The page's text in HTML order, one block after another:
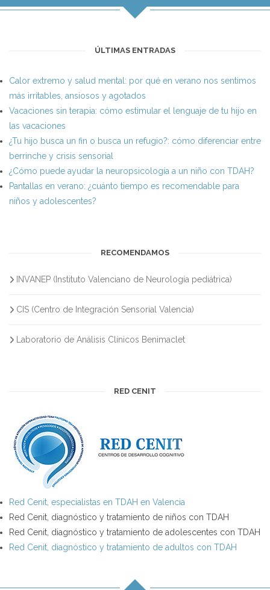
ÚLTIMAS ENTRADAS
Calor extremo y salud mental: por qué en verano nos sentimos
más irritables, ansiosos y agotados
Vacaciones sin terapia: cómo estimular el lenguaje de tu hijo en
las vacaciones
¿Tu hijo busca un fin o busca un refugio?: cómo diferenciar entre
berrinche y crisis sensorial
¿Cómo puede ayudar la neuropsicología a un niño con TDAH?
Pantallas en verano: ¿cuánto tiempo es recomendable para
niños y adolescentes?
RECOMENDAMOS
INVANEP (Instituto Valenciano de Neurología pediátrica)
CIS (Centro de Integración Sensorial Valencia)
Laboratorio de Análisis Clínicos Benimaclet
RED CENIT
Red Cenit, especialistas en TDAH en Valencia
Red Cenit, diagnóstico y tratamiento de niños con TDAH
Red Cenit, diagnóstico y tratamiento de adolescentes con TDAH
Red Cenit, diagnóstico y tratamiento de adultos con TDAH